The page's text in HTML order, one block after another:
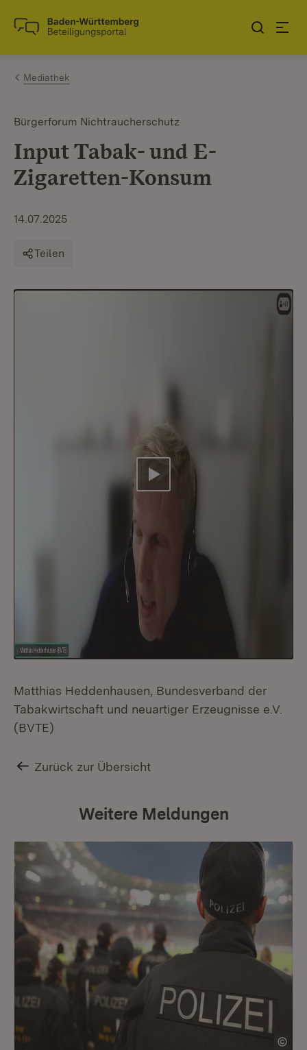
Zum Inhalt springen
Link zur Startseite
Mediathek
Bürgerforum Nichtraucherschutz
Input Tabak- und E-
Zigaretten-Konsum
14.07.2025
Teilen
Video abspielen
Matthias Heddenhausen, Bundesverband der
Tabakwirtschaft und neuartiger Erzeugnisse e.V.
(BVTE)
Zurück zur Übersicht
Weitere Meldungen